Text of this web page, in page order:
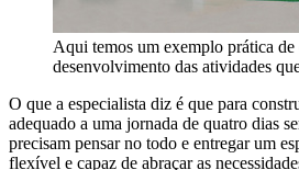
Aqui temos um exemplo prática
desenvolvimento das atividades
O que a especialista diz é que para
adequado a uma jornada de quatro dias
precisam pensar no todo e entregar um
flexível e capaz de abraçar as